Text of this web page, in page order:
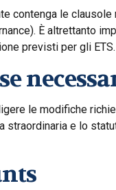
contenga le
È altrettanto
previsti per gli ETS.
le modifiche
straordinaria e lo